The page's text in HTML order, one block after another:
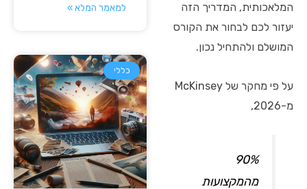
המלאכותית, המדריך הזה
יעזור לכם לבחור את הקורס
המושלם ולהתחיל נכון.
על פי מחקר של McKinsey
מ-2026,
90%
מהמקצועות
למאמר המלא »
כללי